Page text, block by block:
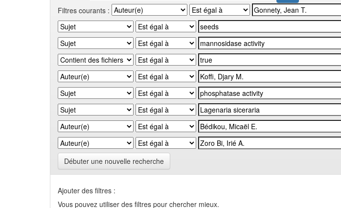
Filtres courants :
Débuter une nouvelle recherche
Ajouter des filtres :
Vous pouvez utiliser des filtres pour chercher mieux.